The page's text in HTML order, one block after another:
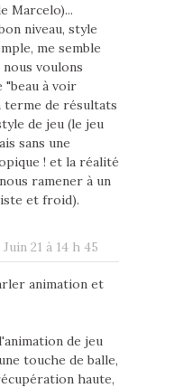
Marcelo)...
niveau, style
me semble
voulons
à voir
terme de résultats
de jeu (le jeu
sans une
! et la réalité
ramener à un
et froid).
Juin 21 à 14 h 45
animation et
de jeu
touche de balle,
haute,